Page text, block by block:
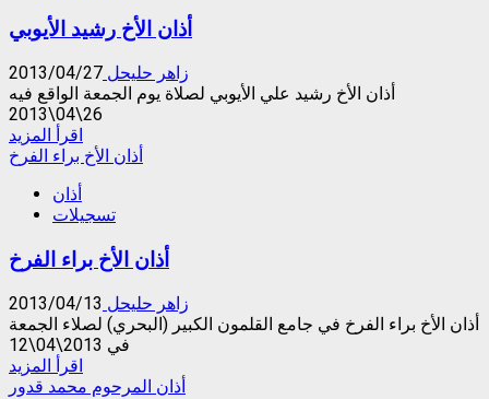
–
أذان
الآخ
ناشد
غنوم
رمضان
أذان الأخ رشيد الأيوبي
زاهر حليحل 2013/04/27
أذان الأخ رشيد علي الأيوبي لصلاة يوم الجمعة الواقع فيه
26\04\2013
اقرأ المزيد
more
الأخ
الأيوبي
أذان الأخ براء الفرخ
أذان
تسجيلات
أذان الأخ براء الفرخ
زاهر حليحل 2013/04/13
أذان الأخ براء الفرخ في جامع القلمون الكبير (البحري) لصلاء الجمعة
في 2013\04\12
اقرأ المزيد
more
أذان المرحوم محمد قدور